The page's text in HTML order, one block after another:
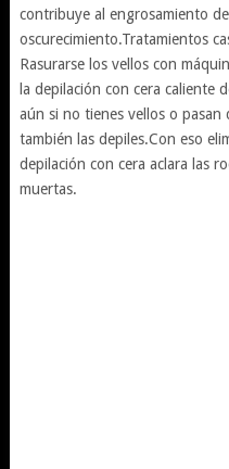
contribuye al engrosamiento
oscurecimiento.Tratamientos
Rasurarse los vellos con
la depilación con cera caliente
aún si no tienes vellos o pasan
también las depiles.Con eso
depilación con cera aclara las
muertas.